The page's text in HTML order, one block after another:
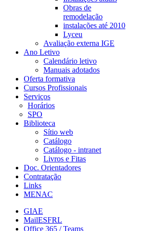
Obras de
remodelação
instalações até 2010
Lyceu
Avaliação externa IGE
Ano Letivo
Calendário letivo
Manuais adotados
Oferta formativa
Cursos Profissionais
Serviços
Horários
SPO
Biblioteca
Sítio web
Catálogo
Catálogo - intranet
Livros e Fitas
Doc. Orientadores
Contratação
Links
MENAC
GIAE
MailESFRL
Office 365 / Teams